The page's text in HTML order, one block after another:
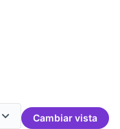
Cambiar vista